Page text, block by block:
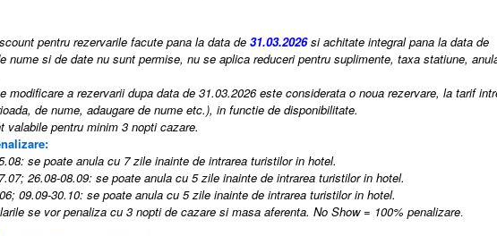
pentru rezervarile facute pana la data de 31.03.2026si achitate integral pana la data de
nume si de date nu sunt permise, nu se aplica reduceri pentru suplimente, taxa statiune,
modificare a rezervarii dupa data de 31.03.2026 este considerata o noua rezervare, la tarif
de nume, adaugare de nume etc.), in functie de disponibilitate.
valabile pentru minim 3 nopti cazare.
se poate anula cu 7 zile inainte de intrarea turistilor in hotel.
26.08-08.09: se poate anula cu 5 zile inainte de intrarea turistilor in hotel.
09.09-30.10: se poate anula cu 5 zile inainte de intrarea turistilor in hotel.
se vor penaliza cu 3 nopti de cazare si masa aferenta. No Show = 100% penalizare.